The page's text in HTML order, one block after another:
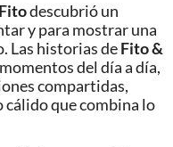
Fitodescubrió un
y para mostrar una
Las historias deFito &
del día a día,
compartidas,
cálido que combina lo